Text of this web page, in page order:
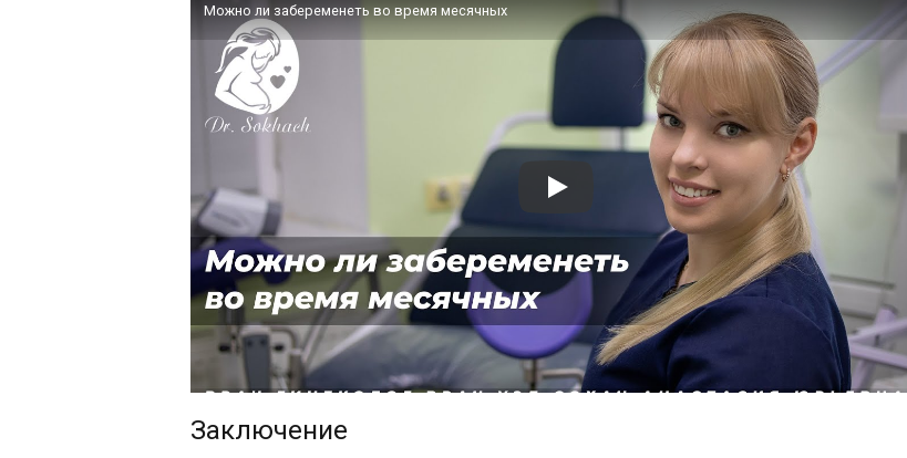
Можно ли забеременеть во время месячных
Заключение